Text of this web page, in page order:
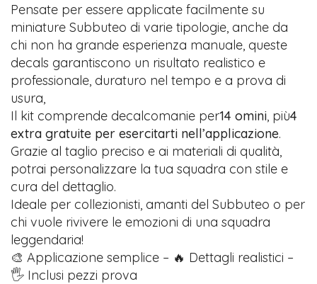
Pensate per essere applicate facilmente su
miniature Subbuteo di varie tipologie, anche da
chi non ha grande esperienza manuale, queste
decals garantiscono un risultato realistico e
professionale, duraturo nel tempo e a prova di
usura,
Il kit comprende decalcomanie per14 omini, più4
extra gratuite per esercitarti nell’applicazione.
Grazie al taglio preciso e ai materiali di qualità,
potrai personalizzare la tua squadra con stile e
cura del dettaglio.
Ideale per collezionisti, amanti del Subbuteo o per
chi vuole rivivere le emozioni di una squadra
leggendaria!
🎨 Applicazione semplice – 🔥 Dettagli realistici –
🖐️ Inclusi pezzi prova